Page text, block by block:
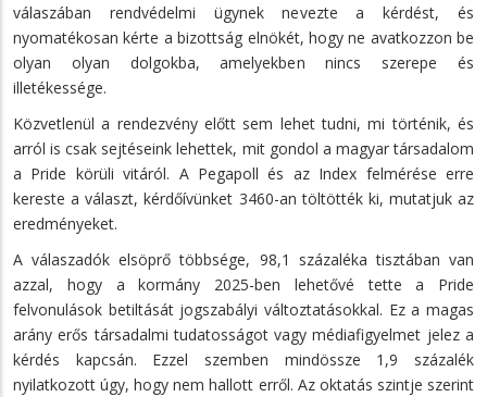
válaszában rendvédelmi ügynek nevezte a kérdést, és
nyomatékosan kérte a bizottság elnökét, hogy ne avatkozzon be
olyan olyan dolgokba, amelyekben nincs szerepe és
illetékessége.
Közvetlenül a rendezvény előtt sem lehet tudni, mi történik, és
arról is csak sejtéseink lehettek, mit gondol a magyar társadalom
a Pride körüli vitáról. A Pegapoll és az Index felmérése erre
kereste a választ, kérdőívünket 3460-an töltötték ki, mutatjuk az
eredményeket.
A válaszadók elsöprő többsége, 98,1 százaléka tisztában van
azzal, hogy a kormány 2025-ben lehetővé tette a Pride
felvonulások betiltását jogszabályi változtatásokkal. Ez a magas
arány erős társadalmi tudatosságot vagy médiafigyelmet jelez a
kérdés kapcsán. Ezzel szemben mindössze 1,9 százalék
nyilatkozott úgy, hogy nem hallott erről. Az oktatás szintje szerint